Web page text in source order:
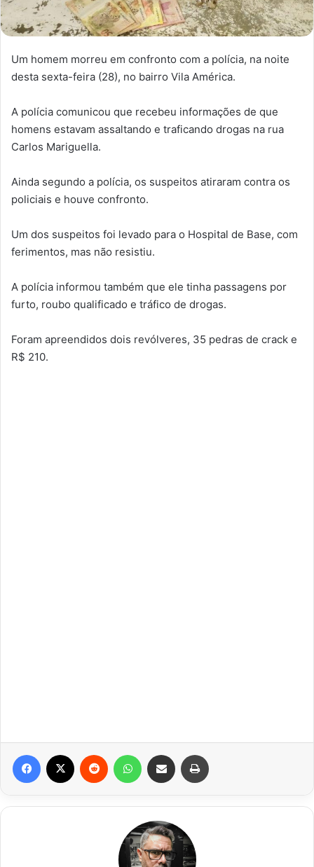
Um homem morreu em confronto com a polícia, na noite
desta sexta-feira (28), no bairro Vila América.
A polícia comunicou que recebeu informações de que
homens estavam assaltando e traficando drogas na rua
Carlos Mariguella.
Ainda segundo a polícia, os suspeitos atiraram contra os
policiais e houve confronto.
Um dos suspeitos foi levado para o Hospital de Base, com
ferimentos, mas não resistiu.
A polícia informou também que ele tinha passagens por
furto, roubo qualificado e tráfico de drogas.
Foram apreendidos dois revólveres, 35 pedras de crack e
R$ 210.
Facebook Reddit WhatsAppCompartilhar via e-mail